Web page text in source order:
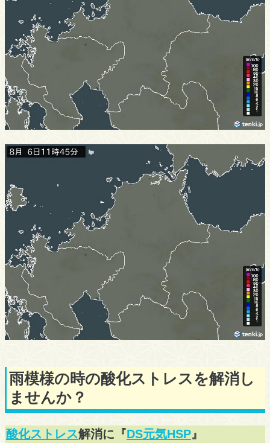
雨模様の時の酸化ストレスを解消し
ませんか？
酸化ストレス解消に『DS元気HSP』